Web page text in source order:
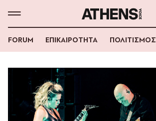
FORUM ΕΠΙΚΑΙΡΟΤΗΤΑ ΠΟΛΙΤΙΣΜΟΣ